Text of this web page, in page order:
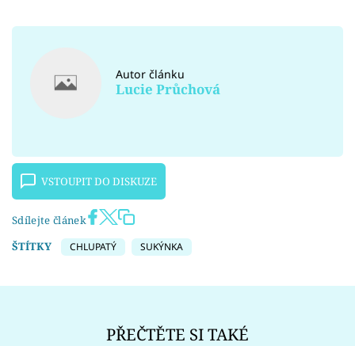
Autor článku
Lucie Průchová
VSTOUPIT DO DISKUZE
Sdílejte článek
ŠTÍTKY
CHLUPATÝ SUKÝNKA
PŘEČTĚTE SI TAKÉ